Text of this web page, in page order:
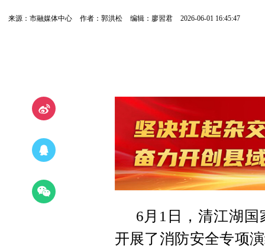
来源：市融媒体中心 作者：郭洪松 编辑：廖習君 2026-06-01 16:45:47
6月1日，清江湖
开展了消防安全专项